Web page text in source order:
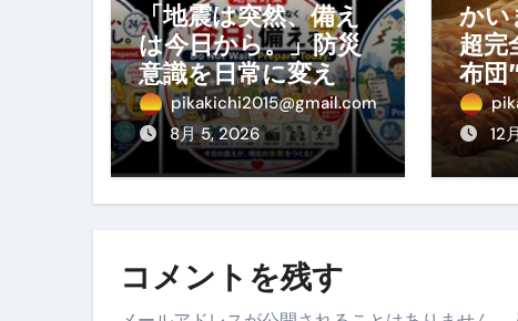
「地震は突然、備え
は今日から。」防災
意識を日常に変える
地震対策ステッカー
pikakichi2015@gmail.com
8月 5, 2026
かい
超完
布団
の冷
ぐ！
め・
12
コメントを残す